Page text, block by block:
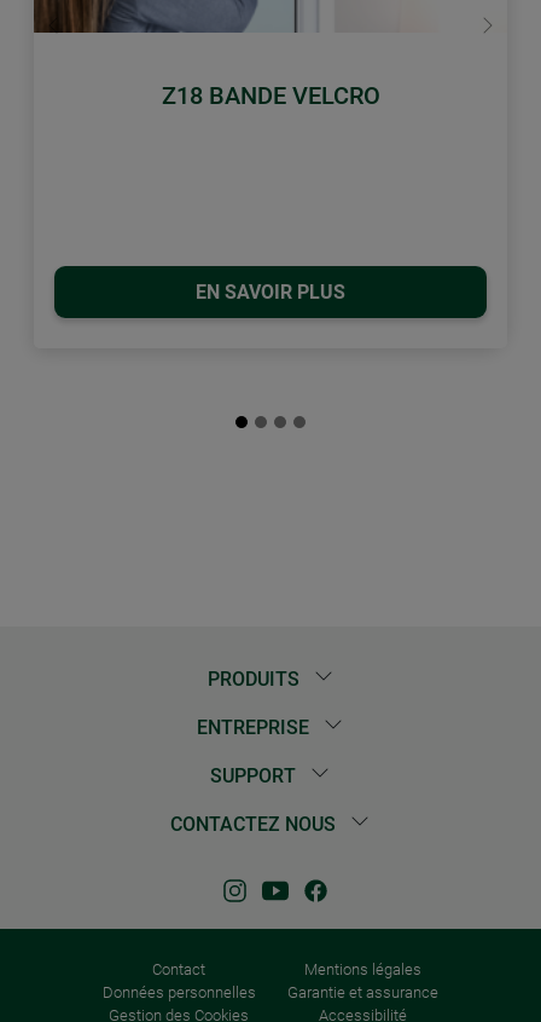
Z18 BANDE VELCRO
EN SAVOIR PLUS
retour
PRODUITS
ENTREPRISE
SUPPORT
CONTACTEZ NOUS
Contact
Mentions légales
Données personnelles
Garantie et assurance
Gestion des Cookies
Accessibilité